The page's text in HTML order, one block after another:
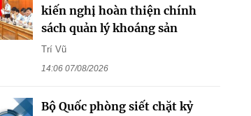
kiến nghị hoàn thiện chính
sách quản lý khoáng sản
Trí Vũ
14:06 07/08/2026
Bộ Quốc phòng siết chặt kỷ